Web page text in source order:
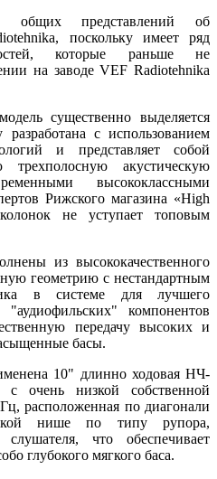
общих представлений об
поскольку имеет ряд
которые раньше не
на заводе VEF Radiotehnika
существенно выделяется
разработана с использованием
и представляет собой
акустическую
высококлассными
Рижского магазина «High
не уступает топовым
из высококачественного
геометрию с нестандартным
в системе для лучшего
"аудиофильских" компонентов
передачу высоких и
басы.
10" длинно ходовая НЧ-
с очень низкой собственной
расположенная по диагонали
нише по типу рупора,
что обеспечивает
глубокого мягкого баса.